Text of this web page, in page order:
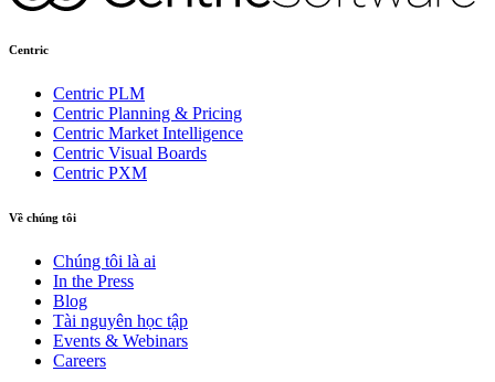
Centric
Centric PLM
Centric Planning & Pricing
Centric Market Intelligence
Centric Visual Boards
Centric PXM
Về chúng tôi
Chúng tôi là ai
In the Press
Blog
Tài nguyên học tập
Events & Webinars
Careers